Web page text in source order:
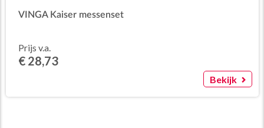
VINGA Kaiser messenset
Prijs v.a.
€ 28,73
Bekijk